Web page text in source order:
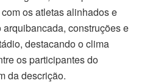
os atletas alinhados e
construções e
destacando o clima
os participantes do
da descrição.